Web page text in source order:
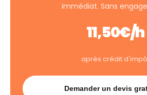
immédiat. Sans
11,50€/h
après crédit
Demander un devis